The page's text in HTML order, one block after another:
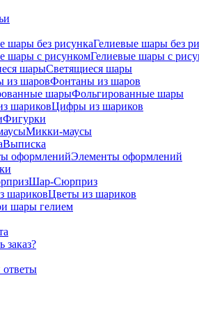
Гелиевые шары без
Гелиевые шары с
Светящиеся шары
Фонтаны из шаров
Фольгированные шары
Цифры из шариков
Фигурки
Микки-маусы
Выписка
Элементы оформлений
Шар-Сюрприз
Цветы из шариков
шары гелием
заказ?